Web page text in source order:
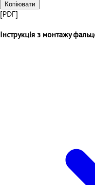
Копіювати
[PDF]
Інструкція з монтажу